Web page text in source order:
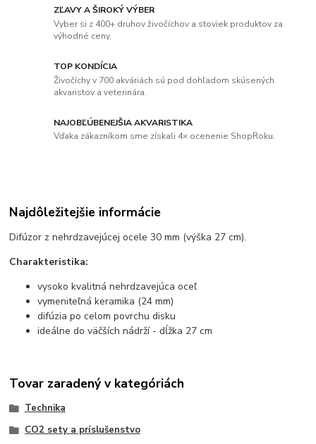
ZĽAVY A ŠIROKÝ VÝBER
Vyber si z 400+ druhov živočíchov a stoviek produktov za
výhodné ceny.
TOP KONDÍCIA
Živočíchy v 700 akváriách sú pod dohľadom skúsených
akvaristov a veterinára.
NAJOBĽÚBENEJŠIA AKVARISTIKA
Vďaka zákazníkom sme získali 4× ocenenie ShopRoku.
Najdôležitejšie informácie
Difúzor z nehrdzavejúcej ocele 30 mm (výška 27 cm).
Charakteristika:
vysoko kvalitná nehrdzavejúca oceľ
vymeniteľná keramika (24 mm)
difúzia po celom povrchu disku
ideálne do väčších nádrží - dĺžka 27 cm
Tovar zaradený v kategóriách
Technika
CO2 sety a príslušenstvo